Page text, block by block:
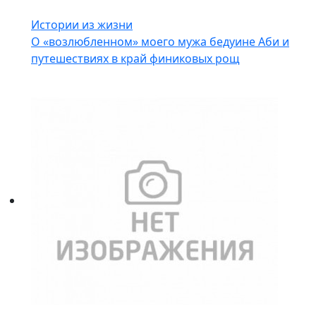
Истории из жизни
О «возлюбленном» моего мужа бедуине Аби и
путешествиях в край финиковых рощ